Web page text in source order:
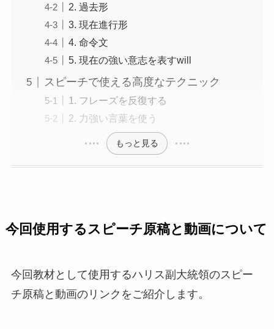
2. 過去形
3. 現在進行形
4. 命令文
5. 現在の強い意志を表すwill
スピーチで使える高度なテクニック
1. フレーズを反復する
2. 力強い言葉を使う
もっと見る
今回使用するスピーチ原稿と動画について
今回教材として使用するハリス副大統領のスピー
チ原稿と動画のリンクをご紹介します。